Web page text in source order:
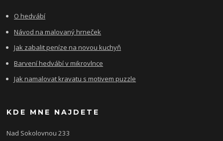
O hedvábí
Návod na malovaný hrneček
Jak zabalit peníze na novou kuchyň
Barvení hedvábí v mikrovlnce
Jak namalovat kravatu s motivem puzzle
KDE MNE NAJDETE
Nad Sokolovnou 233